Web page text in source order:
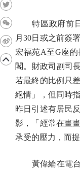
特區政府前日
月30日或之前簽
宏福苑A至G座
閣。財政司副司
若最終的比例只
絕情」，但同時
昨日引述有居民
影，「經常在畫
承受的壓力，而
黃偉綸在電台